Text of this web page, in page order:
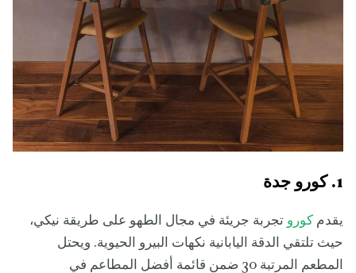
1. كورو جدة
يقدم كورو تجربة جريئة في مجال الطهو على طريقة نيكي،
حيث تلتقي الدقة اليابانية نكهات البيرو الحيوية. ويحتل
المطعم المرتبة 30 ضمن قائمة أفضل المطاعم في